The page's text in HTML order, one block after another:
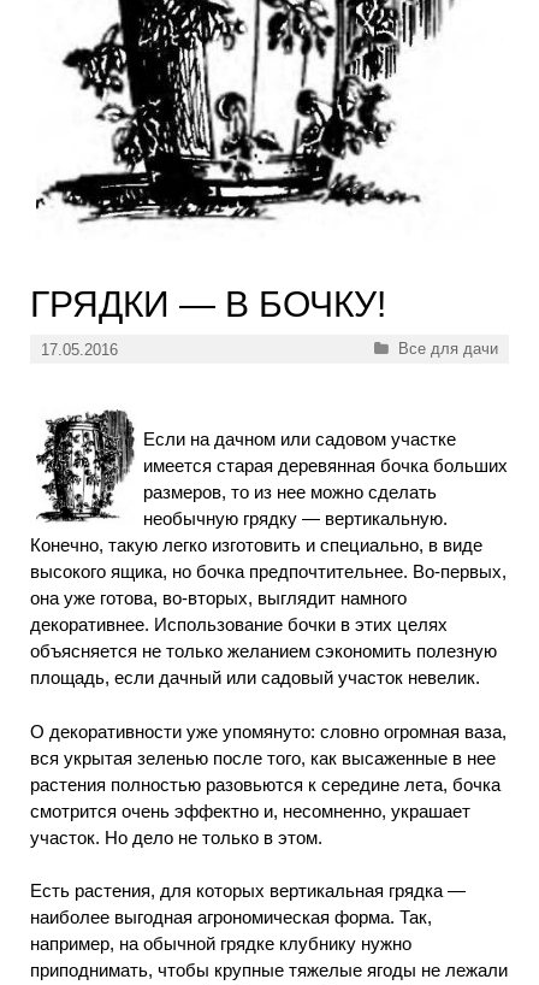
ГРЯДКИ — В БОЧКУ!
17.05.2016 Рубрики
Все для дачи
Если на дачном или садовом участке
имеется старая деревянная бочка больших
размеров, то из нее можно сделать
необычную грядку — вертикальную.
Конечно, такую легко изготовить и специально, в виде
высокого ящика, но бочка предпочтительнее. Во-первых,
она уже готова, во-вторых, выглядит намного
декоративнее. Использование бочки в этих целях
объясняется не только желанием сэкономить полезную
площадь, если дачный или садовый участок невелик.
О декоративности уже упомянуто: словно огромная ваза,
вся укрытая зеленью после того, как высаженные в нее
растения полностью разовьются к середине лета, бочка
смотрится очень эффектно и, несомненно, украшает
участок. Но дело не только в этом.
Есть растения, для которых вертикальная грядка —
наиболее выгодная агрономическая форма. Так,
например, на обычной грядке клубнику нужно
приподнимать, чтобы крупные тяжелые ягоды не лежали